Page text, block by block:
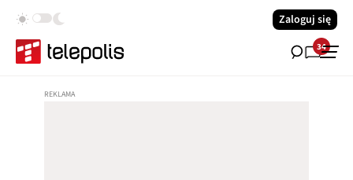
Zaloguj się
34